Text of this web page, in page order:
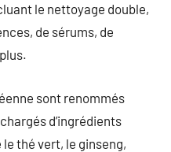
le nettoyage double,
de sérums, de
sont renommés
d’ingrédients
thé vert, le ginseng,